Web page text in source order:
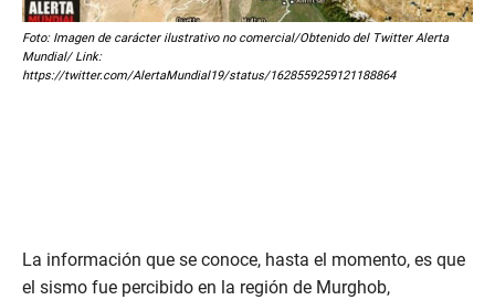
Foto: Imagen de carácter ilustrativo no comercial/Obtenido del Twitter Alerta
Mundial/ Link:
https://twitter.com/AlertaMundial19/status/1628559259121188864
La información que se conoce, hasta el momento, es que
el sismo fue percibido en la región de Murghob,